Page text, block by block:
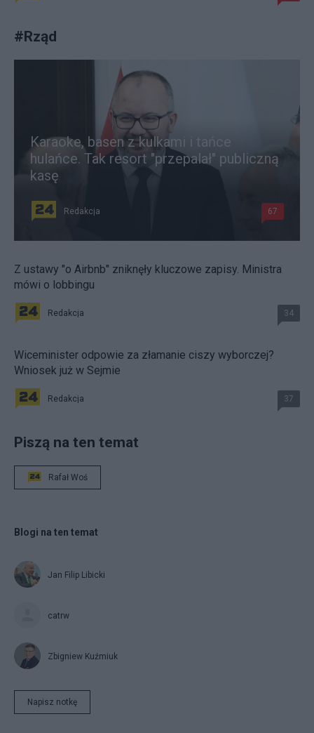
#Rząd
Karaoke, basen z kulkami i tańce
hulańce. Tak resort "przepalał" publiczną
kasę
Redakcja 67
Z ustawy "o Airbnb" zniknęły kluczowe zapisy. Ministra
mówi o lobbingu
Redakcja 34
Wiceminister odpowie za złamanie ciszy wyborczej?
Wniosek już w Sejmie
Redakcja 37
Piszą na ten temat
Rafał Woś
Blogi na ten temat
Jan Filip Libicki
catrw
Zbigniew Kuźmiuk
Napisz notkę